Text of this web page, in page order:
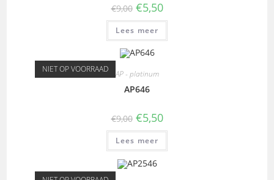
€9,00 €5,50
Lees meer
NIET OP VOORRAAD AP - platinum
AP646
€9,00 €5,50
Lees meer